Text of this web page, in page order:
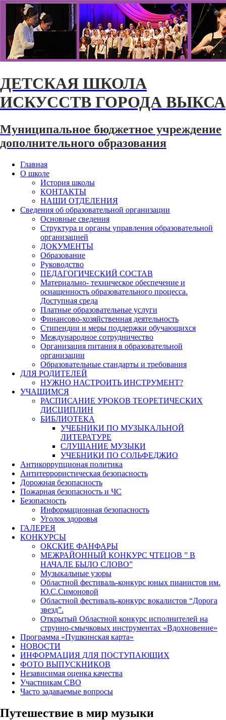
ДЕТСКАЯ ШКОЛА
ИСКУССТВ ГОРОДА ВЫКСА
Муниципальное бюджетное учреждение
дополнительного образования
Главная
О школе
История школы
КОНТАКТЫ
НАШИ ОТДЕЛЕНИЯ
Сведения об образовательной организации
Основные сведения
Структура и органы управления образовательной
организацией
ДОКУМЕНТЫ
Образование
Руководство
ПЕДАГОГИЧЕСКИЙ СОСТАВ
Материально- техническое обеспечение и
оснащенность образовательного процесса.
Доступная среда
Платные образовательные услуги
Финансово-хозяйственная деятельность
Стипендии и меры поддержки обучающихся
Международное сотрудничество
Организация питания в образовательной
организации
Образовательные стандарты и требования
ДЛЯ РОДИТЕЛЕЙ
НУЖНО НАСТРОИТЬ ИНСТРУМЕНТ?
УЧАЩИМСЯ
РАСПИСАНИЕ УРОКОВ ТЕОРЕТИЧЕСКИХ
ДИСЦИПЛИН
БИБЛИОТЕКА
УЧЕБНИКИ ПО МУЗЫКАЛЬНОЙ
ЛИТЕРАТУРЕ
СЛУШАНИЕ МУЗЫКИ
УЧЕБНИКИ ПО СОЛЬФЕДЖИО
Антикоррупционая политика
Антитеррористическая безопасность
Дорожная безопасность
Пожарная безопасность и ЧС
Безопасность
Информационная безопасность
Уголок здоровья
ГАЛЕРЕЯ
КОНКУРСЫ
ОКСКИЕ ФАНФАРЫ
МЕЖРАЙОННЫЙ КОНКУРС ЧТЕЦОВ ” В
НАЧАЛЕ БЫЛО СЛОВО”
Музыкальные узоры
Областной фестиваль-конкурс юных пианистов им.
Ю.С.Симоновой
Областной фестиваль-конкурс вокалистов “Дорога
звезд”.
Открытый Областной конкурс исполнителей на
струнно-смычковых инструментах «Вдохновение»
Программа «Пушкинская карта»
НОВОСТИ
ИНФОРМАЦИЯ ДЛЯ ПОСТУПАЮЩИХ
ФОТО ВЫПУСКНИКОВ
Независимая оценка качества
Участникам СВО
Часто задаваемые вопросы
Путешествие в мир музыки